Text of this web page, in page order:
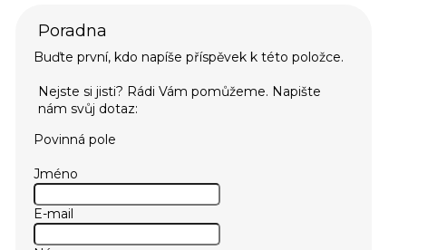
Buďte první, kdo napíše příspěvek k této položce.
Povinná pole
Jméno
E-mail